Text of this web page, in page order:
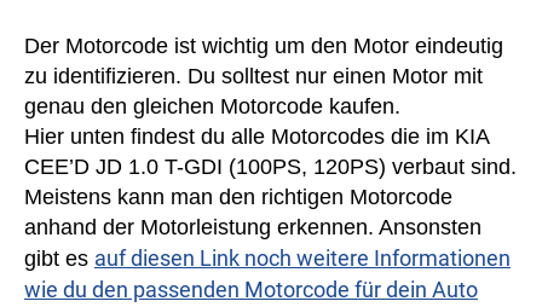
Der Motorcode ist wichtig um den Motor eindeutig
zu identifizieren. Du solltest nur einen Motor mit
genau den gleichen Motorcode kaufen.
Hier unten findest du alle Motorcodes die im KIA
CEE’D JD 1.0 T-GDI (100PS, 120PS) verbaut sind.
Meistens kann man den richtigen Motorcode
anhand der Motorleistung erkennen. Ansonsten
gibt es auf diesen Link noch weitere Informationen
wie du den passenden Motorcode für dein Auto